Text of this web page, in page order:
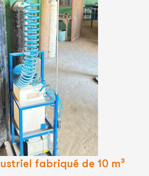
Lire
La
Suite
fabriqué de 10 m³